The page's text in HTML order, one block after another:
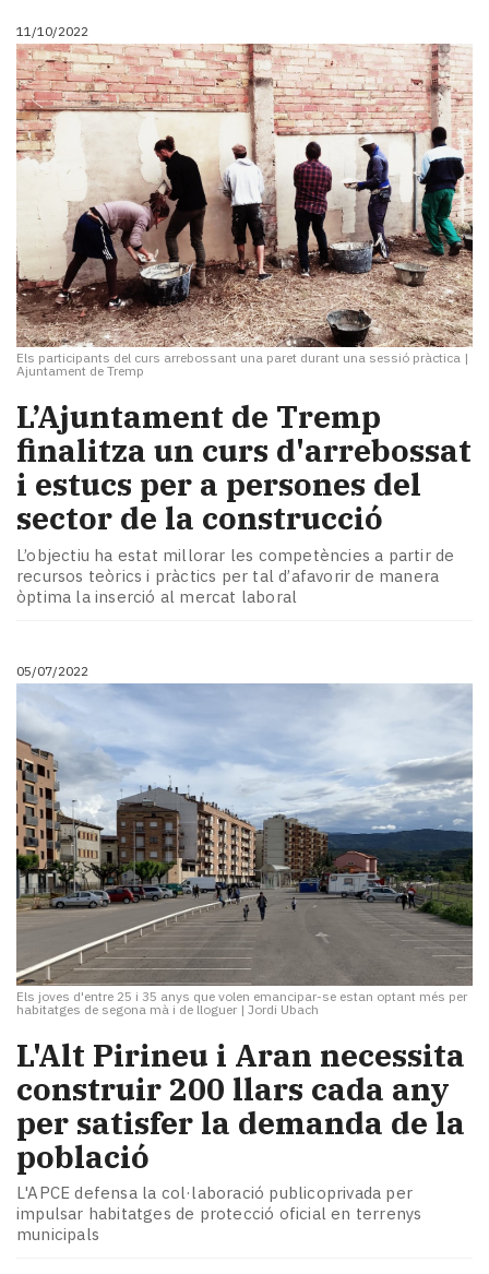
11/10/2022
Els participants del curs arrebossant una paret durant una sessió pràctica |
Ajuntament de Tremp
L’Ajuntament de Tremp
finalitza un curs d'arrebossat
i estucs per a persones del
sector de la construcció
L’objectiu ha estat millorar les competències a partir de
recursos teòrics i pràctics per tal d’afavorir de manera
òptima la inserció al mercat laboral
05/07/2022
Els joves d'entre 25 i 35 anys que volen emancipar-se estan optant més per
habitatges de segona mà i de lloguer | Jordi Ubach
L'Alt Pirineu i Aran necessita
construir 200 llars cada any
per satisfer la demanda de la
població
L'APCE defensa la col·laboració publicoprivada per
impulsar habitatges de protecció oficial en terrenys
municipals